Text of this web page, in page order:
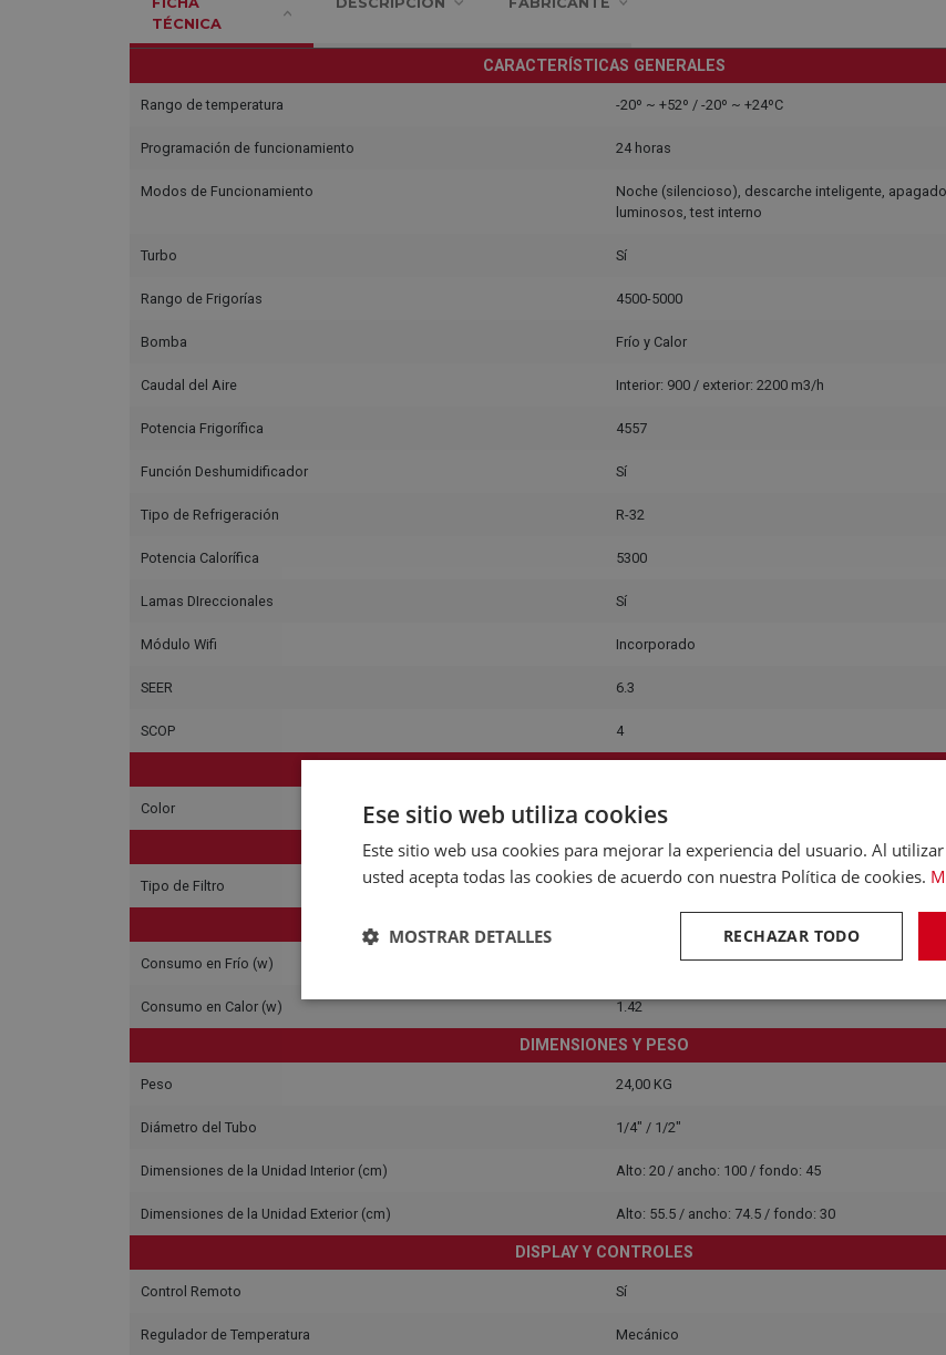
TÉCNICA
CARACTERÍSTICAS GENERALES
Rango de temperatura -20º ~ +52º / -20º ~ +24ºC
Programación de funcionamiento 24 horas
Modos de Funcionamiento
Noche (silencioso), descarche inteligente,
luminosos, test interno
Turbo Sí
Rango de Frigorías 4500-5000
Bomba Frío y Calor
Caudal del Aire Interior: 900 / exterior: 2200 m3/h
Potencia Frigorífica 4557
Función Deshumidificador Sí
Tipo de Refrigeración R-32
Potencia Calorífica 5300
Lamas DIreccionales Sí
Módulo Wifi Incorporado
SEER 6.3
SCOP 4
Color Blanco
CONSTRUCCIÓN
Tipo de Filtro Con generador de iones
Consumo en Frío (w)
Consumo en Calor (w) 1.42
DIMENSIONES Y PESO
Peso 24,00 KG
Diámetro del Tubo 1/4" / 1/2"
Dimensiones de la Unidad Interior (cm) Alto: 20 / ancho: 100 / fondo: 45
Dimensiones de la Unidad Exterior (cm) Alto: 55.5 / ancho: 74.5 / fondo: 30
DISPLAY Y CONTROLES
Control Remoto Sí
Regulador de Temperatura Mecánico
Ese sitio web utiliza cookies
Este sitio web usa cookies para mejorar la experiencia del usuario. Al
usted acepta todas las cookies de acuerdo con nuestra Política de cookies.
RECHAZAR TODO
MOSTRAR DETALLES